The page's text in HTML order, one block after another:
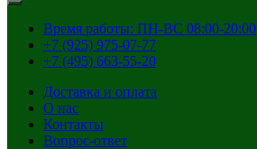
Время работы: ПН-ВС 08:00-20:00
+7 (925) 975-07-77
+7 (495) 663-55-20
Доставка и оплата
О нас
Контакты
Вопрос-ответ